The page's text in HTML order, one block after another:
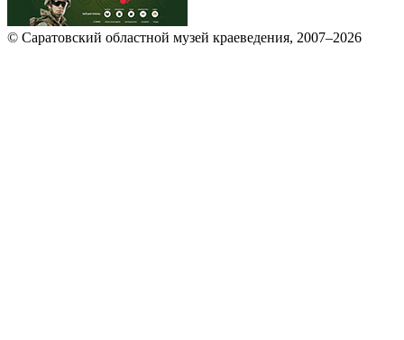
© Саратовский областной музей краеведения, 2007–2026